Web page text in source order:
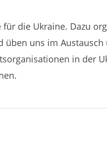
die Ukraine. Dazu
uns im
in der